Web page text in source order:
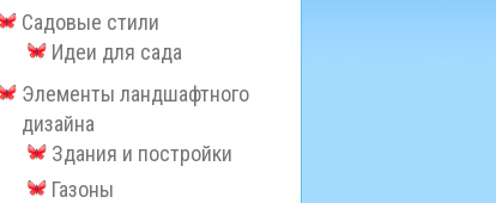
Садовые стили
Идеи для сада
Элементы ландшафтного
дизайна
Здания и постройки
Газоны